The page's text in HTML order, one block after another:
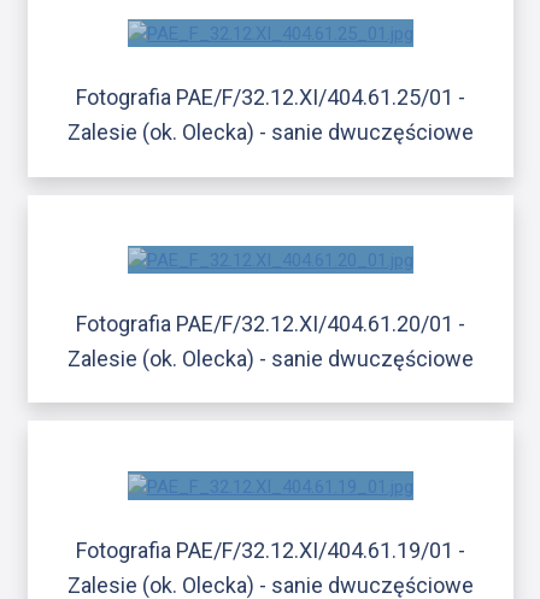
Fotografia PAE/F/32.12.XI/404.61.25/01 -
Zalesie (ok. Olecka) - sanie dwuczęściowe
Fotografia PAE/F/32.12.XI/404.61.20/01 -
Zalesie (ok. Olecka) - sanie dwuczęściowe
Fotografia PAE/F/32.12.XI/404.61.19/01 -
Zalesie (ok. Olecka) - sanie dwuczęściowe